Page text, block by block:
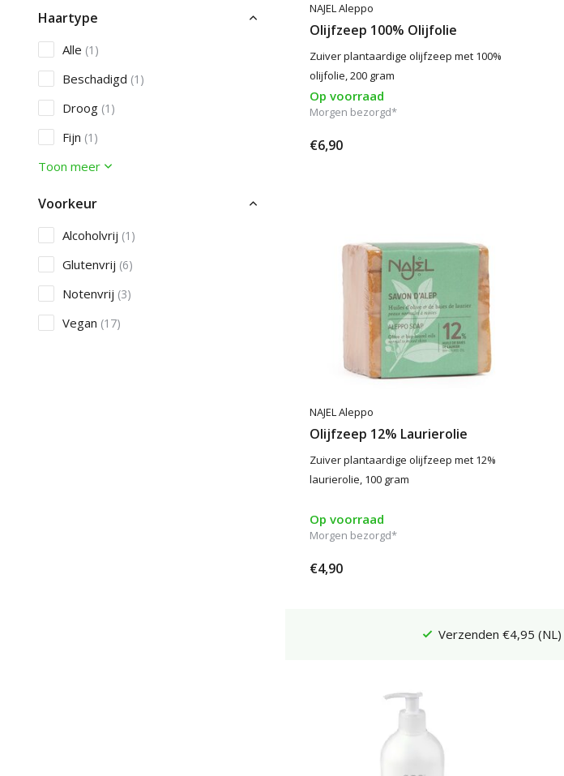
Haartype
Alle (1)
Beschadigd (1)
Droog (1)
Fijn (1)
Toon meer
Voorkeur
Alcoholvrij (1)
Glutenvrij (6)
Notenvrij (3)
Vegan (17)
NAJEL Aleppo
Olijfzeep 100% Olijfolie
Zuiver plantaardige olijfzeep met 100%
olijfolie, 200 gram
Op voorraad
Morgen bezorgd*
€6,90
NAJEL Aleppo
Olijfzeep 12% Laurierolie
Zuiver plantaardige olijfzeep met 12%
laurierolie, 100 gram
Op voorraad
Morgen bezorgd*
€4,90
Verzenden €4,95 (NL)